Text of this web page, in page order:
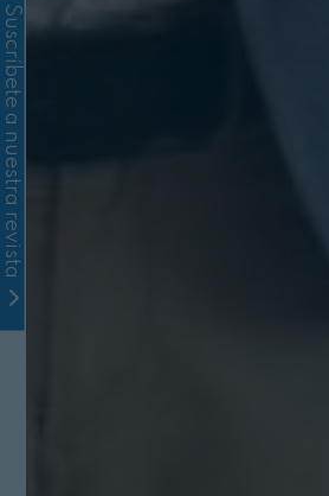
Suscríbete a nuestra revista